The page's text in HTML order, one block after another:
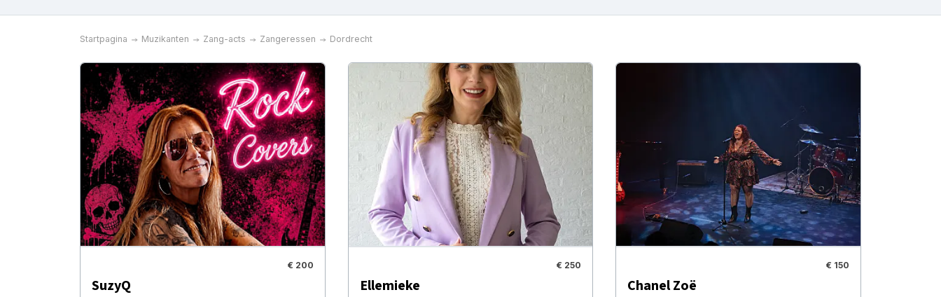
Startpagina Muzikanten Zang-acts Zangeressen Dordrecht
€ 200
SuzyQ
€ 250
Ellemieke
€ 150
Chanel Zoë